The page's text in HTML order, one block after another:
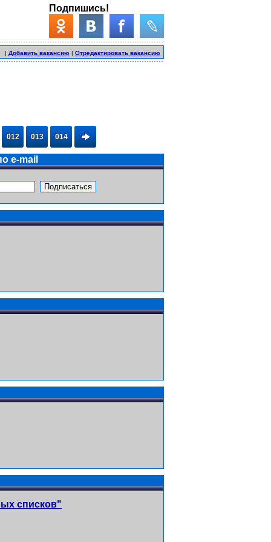
Подпишись!
| Добавить вакансию | Отредактировать вакансию
012 013 014
e-mail
списков"